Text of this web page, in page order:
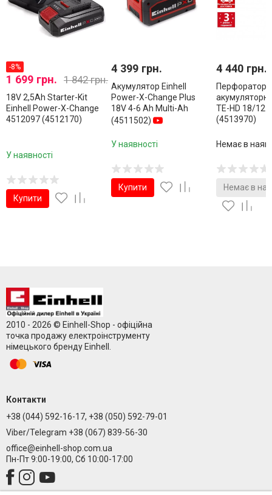
-8%
1 699 грн. 1 842 грн.
18V 2,5Аh Starter-Kit
Einhell Power-X-Change
4512097 (4512170)
У наявності
Купити
4 399 грн.
Акумулятор Einhell
Power-X-Change Plus
18V 4-6 Ah Multi-Ah
(4511502)
У наявності
Купити
4 440 грн.
Перфоратор
TE-HD 18/12
(4513970)
Немає в
Немає в
2010 - 2026 © Einhell-Shop - офіційна
точка продажу електроінструменту
німецького бренду Einhell.
Контакти
+38 (044) 592-16-17, +38 (050) 592-79-01
Viber/Telegram +38 (067) 839-56-30
office@einhell-shop.com.ua
Пн-Пт 9:00-19:00, Сб 10:00-17:00